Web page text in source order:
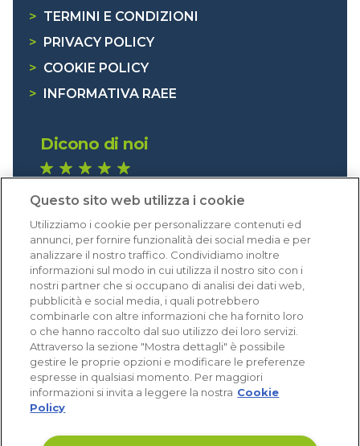
> TERMINI E CONDIZIONI
>
PRIVACY POLICY
> COOKIE POLICY
>
INFORMATIVA RAEE
Dicono di noi
Eccellente (4,8)
Acquisti verificati
Questo sito web utilizza i cookie
Utilizziamo i cookie per personalizzare contenuti ed
annunci, per fornire funzionalità dei social media e per
analizzare il nostro traffico. Condividiamo inoltre
informazioni sul modo in cui utilizza il nostro sito con i
nostri partner che si occupano di analisi dei dati web,
pubblicità e social media, i quali potrebbero
combinarle con altre informazioni che ha fornito loro
o che hanno raccolto dal suo utilizzo dei loro servizi.
Attraverso la sezione "Mostra dettagli" è possibile
gestire le proprie opzioni e modificare le preferenze
espresse in qualsiasi momento. Per maggiori
informazioni si invita a leggere la nostra Cookie
Policy